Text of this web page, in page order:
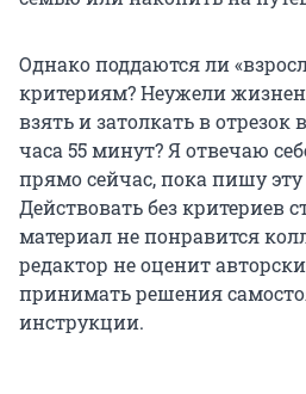
Однако поддаются ли
критериям? Неужели
взять и затолкать в
часа 55 минут? Я отвечаю
прямо сейчас, пока пишу эту
Действовать без критериев
материал не понравится
редактор не оценит
принимать решения
инструкции.